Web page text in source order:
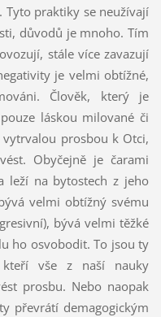
Tyto praktiky se neužívají
důvodů je mnoho. Tím
stále více zavazují
je velmi obtížné,
Člověk, který je
láskou milované či
prosbou k Otci,
Obyčejně je čarami
leží na bytostech z jeho
velmi obtížný svému
bývá velmi těžké
ho osvobodit. To jsou ty
kteří vše z naší nauky
prosbu. Nebo naopak
převrátí demagogickým